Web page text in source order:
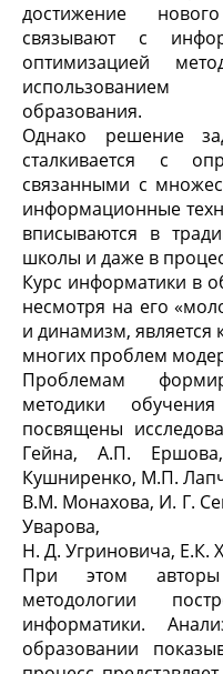
достижение
связывают с
оптимизацией
использованием
образования.
Однако решение
сталкивается с
связанными с
информационные
вписываются в
школы и даже в
Курс информатики в
несмотря на его
и динамизм,
многих проблем
Проблемам
методики
посвящены
Гейна, А.П.
Кушниренко, М.П.
В.М. Монахова, И. Г.
Уварова,
Н. Д. Угриновича, Е.К.
При этом авторы
методологии
информатики.
образовании